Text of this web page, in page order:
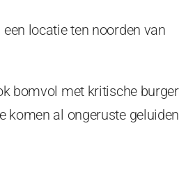
een locatie ten noorden van
bomvol met kritische
komen al ongeruste